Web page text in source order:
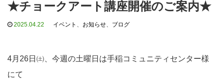
★チョークアート講座開催のご案内★
2025.04.22 イベント 、 お知らせ、 ブログ
4月26日㈯、今週の土曜日は手稲コミュニティセンター様
にて